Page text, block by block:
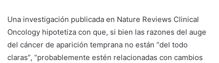
Una investigación publicada en Nature Reviews Clinical
Oncology hipotetiza con que, si bien las razones del auge
del cáncer de aparición temprana no están “del todo
claras”, “probablemente estén relacionadas con cambios